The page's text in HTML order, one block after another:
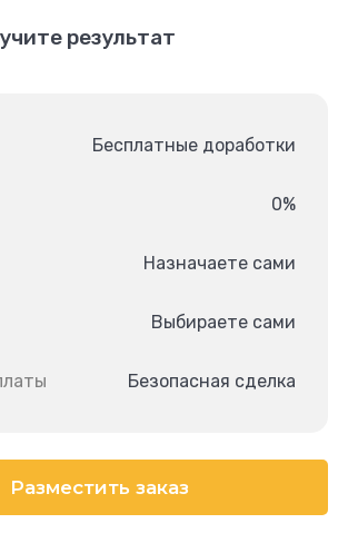
результат
Бесплатные доработки
0%
Назначаете сами
Выбираете сами
Безопасная сделка
Разместить заказ